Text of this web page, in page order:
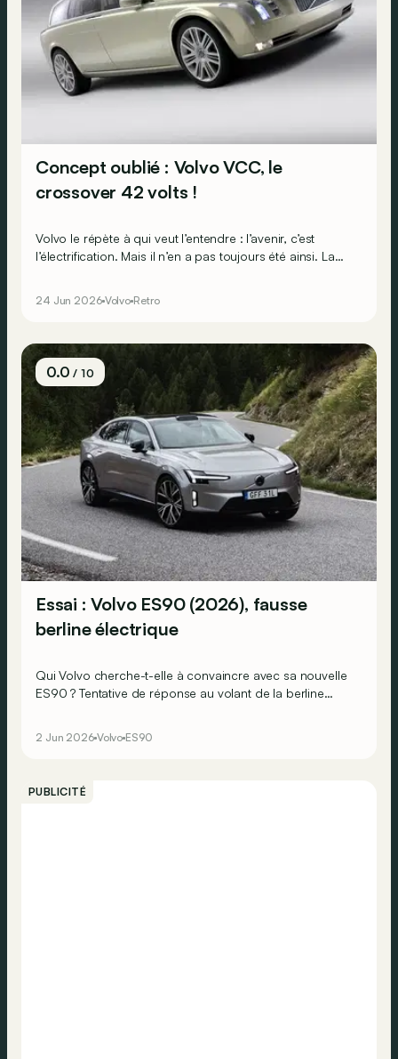
Concept oublié : Volvo VCC, le
crossover 42 volts !
Volvo le répète à qui veut l’entendre : l’avenir, c’est
l’électrification. Mais il n’en a pas toujours été ainsi. La
d’une batterie 42 volts !
24 Jun 2026 Volvo Retro
0.0/ 10
Essai : Volvo ES90 (2026), fausse
berline électrique
Qui Volvo cherche-t-elle à convaincre avec sa nouvelle
ES90 ? Tentative de réponse au volant de la berline
2 Jun 2026 Volvo ES90
PUBLICITÉ